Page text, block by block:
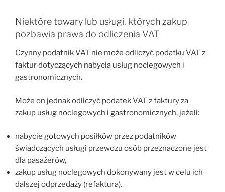
Niektóre towary lub usługi, których zakup
pozbawia prawa do odliczenia VAT
Czynny podatnik VAT nie może odliczyć podatku VAT z
faktur dotyczących nabycia usług noclegowych i
gastronomicznych.
Może on jednak odliczyć podatek VAT z faktury za
zakup usług noclegowych i gastronomicznych, jeżeli:
nabycie gotowych posiłków przez podatników
świadczących usługi przewozu osób przeznaczone jest
dla pasażerów,
zakup usług noclegowych dokonywany jest w celu ich
dalszej odprzedaży (refaktura).